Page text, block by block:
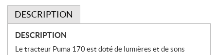
Puma
170
avec
chariot
par
(ZFN47246)
DESCRIPTION
DESCRIPTION
Le tracteur Puma 170 est doté de lumières et de sons